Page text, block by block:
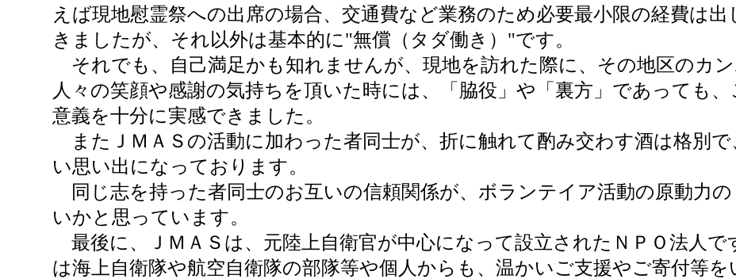
えば現地慰霊祭への出席の場合、交通費など業務のため必要最小限の経費は出
きましたが、それ以外は基本的に"無償（タダ働き）"です。
それでも、自己満足かも知れませんが、現地を訪れた際に、その地区のカ
人々の笑顔や感謝の気持ちを頂いた時には、「脇役」や「裏方」であっても、
意義を十分に実感できました。
またＪＭＡＳの活動に加わった者同士が、折に触れて酌み交わす酒は格別で
い思い出になっております。
同じ志を持った者同士のお互いの信頼関係が、ボランテイア活動の原動力の
いかと思っています。
最後に、ＪＭＡＳは、元陸上自衛官が中心になって設立されたＮＰＯ法人で
は海上自衛隊や航空自衛隊の部隊等や個人からも、温かいご支援やご寄付等を